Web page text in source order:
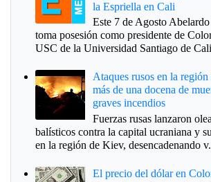
la Espriella en Cali
Este 7 de Agosto
toma posesión como presidente de
USC de la Universidad Santiago de
Ataques rusos en la
más de una docena de
graves incendios
Fuerzas rusas lanzaron
balísticos contra la capital ucraniana y
en la región de Kiev, desencadenando
El precio del dólar en